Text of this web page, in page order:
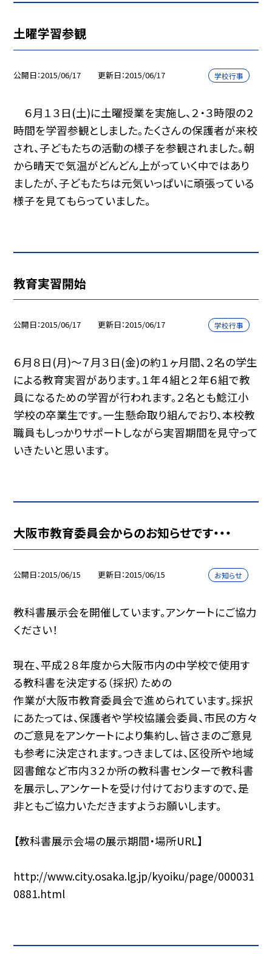
土曜学習参観
公開日 2015/06/17 更新日 2015/06/17 学校行事
６月１３日(土)に土曜授業を実施し、２・３時限の２
時間を学習参観としました。たくさんの保護者が来校
され、子どもたちの活動の様子を参観されました。朝
から晴天で気温がどんどん上がっていく中ではあり
ましたが、子どもたちは元気いっぱいに頑張っている
様子を見てもらっていました。
教育実習開始
公開日 2015/06/17 更新日 2015/06/17 学校行事
６月８日(月)〜７月３日(金)の約１ヶ月間、２名の学生
による教育実習があります。１年４組と２年６組で教
員になるための学習が行われます。２名とも鯰江小
学校の卒業生です。一生懸命取り組んでおり、本校教
職員もしっかりサポートしながら実習期間を見守って
いきたいと思います。
大阪市教育委員会からのお知らせです・・・
公開日 2015/06/15 更新日 2015/06/15 お知らせ
教科書展示会を開催しています。アンケートにご協力
ください！
現在、平成２８年度から大阪市内の中学校で使用す
る教科書を決定する（採択）ための
作業が大阪市教育委員会で進められています。採択
にあたっては、保護者や学校協議会委員、市民の方々
のご意見をアンケートにより集約し、皆さまのご意見
も参考に決定されます。つきましては、区役所や地域
図書館など市内３２か所の教科書センターで教科書
を展示し、アンケートを受け付けておりますので、是
非ともご協力いただきますようお願いします。
【教科書展示会場の展示期間・場所URL】
http://www.city.osaka.lg.jp/kyoiku/page/000031
0881.html